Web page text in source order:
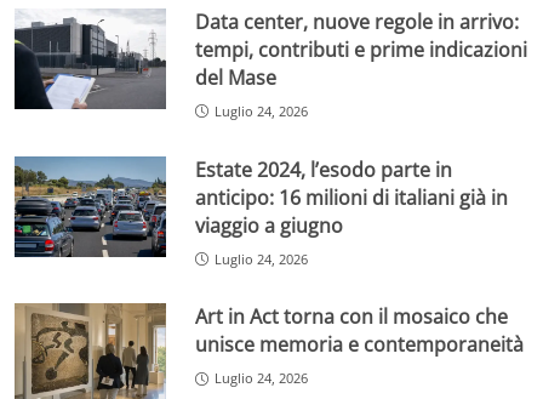
Data center, nuove regole in arrivo:
tempi, contributi e prime indicazioni
del Mase
Luglio 24, 2026
Estate 2024, l’esodo parte in
anticipo: 16 milioni di italiani già in
viaggio a giugno
Luglio 24, 2026
Art in Act torna con il mosaico che
unisce memoria e contemporaneità
Luglio 24, 2026